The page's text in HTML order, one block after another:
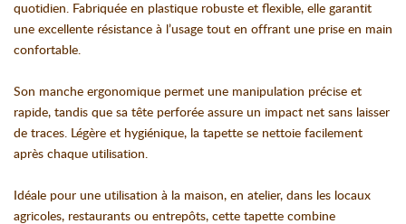
quotidien. Fabriquée en plastique robuste et flexible, elle garantit
une excellente résistance à l’usage tout en offrant une prise en main
confortable.
Son manche ergonomique permet une manipulation précise et
rapide, tandis que sa tête perforée assure un impact net sans laisser
de traces. Légère et hygiénique, la tapette se nettoie facilement
après chaque utilisation.
Idéale pour une utilisation à la maison, en atelier, dans les locaux
agricoles, restaurants ou entrepôts, cette tapette combine